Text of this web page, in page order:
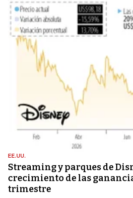
EE.UU.
Streaming y parques de
crecimiento de las
trimestre